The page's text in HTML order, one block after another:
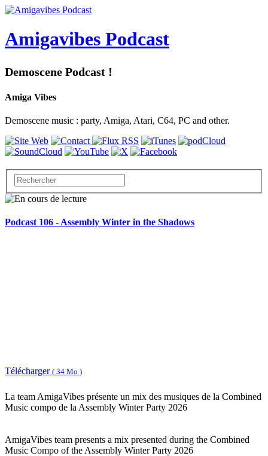
Amigavibes Podcast
Demoscene Podcast !
Amiga Vibes
Demoscene music : party, Amiga, Atari, C64, PC and other.
Podcast 106 - Assembly Winter in the Shadows
Télécharger ( 34 Mo )
La team AmigaVibes présente un mix des musiques de la Combined
Music compo de la Assembly Winter Party 2026
AmigaVibes team presents a mix presented during the Combined
Music Compo of the Assembly Winter Party 2026